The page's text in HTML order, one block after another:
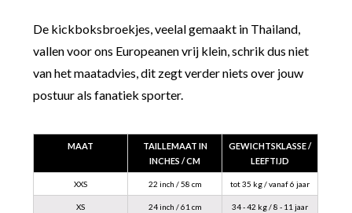
De kickboksbroekjes, veelal gemaakt in Thailand,
vallen voor ons Europeanen vrij klein, schrik dus niet
van het maatadvies, dit zegt verder niets over jouw
postuur als fanatiek sporter.
MAAT
TAILLEMAAT IN
INCHES / CM
GEWICHTSKLASSE /
LEEFTIJD
XXS 22 inch / 58 cm tot 35 kg / vanaf 6 jaar
XS 24 inch / 61 cm 34 - 42 kg / 8 - 11 jaar